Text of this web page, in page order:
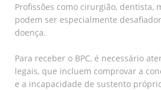
Profissões como cirurgião, dentista,
podem ser especialmente
doença.
Para receber o BPC, é necessário
legais, que incluem comprovar a
e a incapacidade de sustento